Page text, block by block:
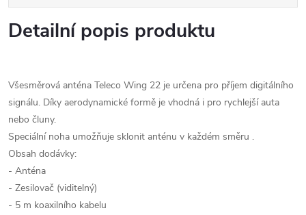
Detailní popis produktu
Všesměrová anténa Teleco Wing 22 je určena pro příjem digitálního
signálu. Díky aerodynamické formě je vhodná i pro rychlejší auta
nebo čluny.
Speciální noha umožňuje sklonit anténu v každém směru .
Obsah dodávky:
- Anténa
- Zesilovač (viditelný)
- 5 m koaxilního kabelu